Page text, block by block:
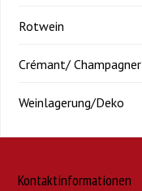
Rotwein
Crémant/ Champagner
Weinlagerung/Deko
Kontaktinformationen